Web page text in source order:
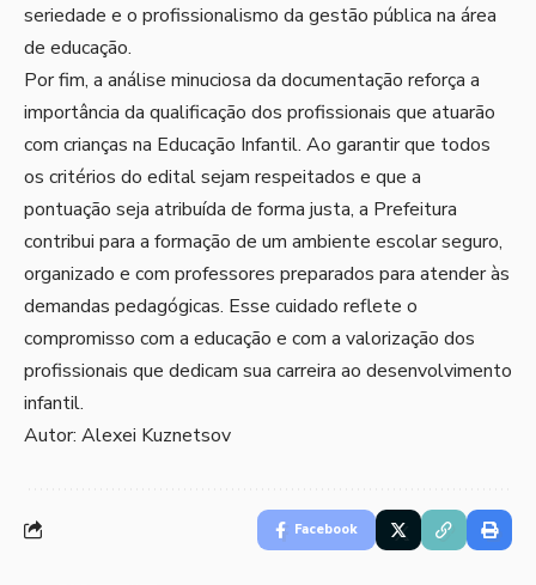
seriedade e o profissionalismo da gestão pública na área
de educação.
Por fim, a análise minuciosa da documentação reforça a
importância da qualificação dos profissionais que atuarão
com crianças na Educação Infantil. Ao garantir que todos
os critérios do edital sejam respeitados e que a
pontuação seja atribuída de forma justa, a Prefeitura
contribui para a formação de um ambiente escolar seguro,
organizado e com professores preparados para atender às
demandas pedagógicas. Esse cuidado reflete o
compromisso com a educação e com a valorização dos
profissionais que dedicam sua carreira ao desenvolvimento
infantil.
Autor: Alexei Kuznetsov
Facebook